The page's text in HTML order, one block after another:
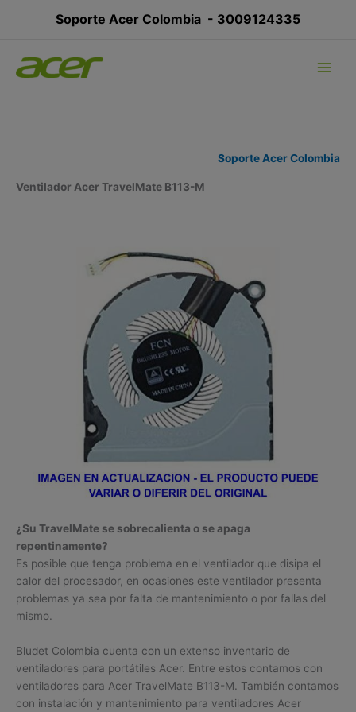
Soporte Acer Colombia - 3009124335
Soporte Acer Colombia
Ventilador Acer TravelMate B113-M
¿Su TravelMate se sobrecalienta o se apaga
repentinamente?
Es posible que tenga problema en el ventilador que disipa el
calor del procesador, en ocasiones este ventilador presenta
problemas ya sea por falta de mantenimiento o por fallas del
mismo.
Bludet Colombia cuenta con un extenso inventario de
ventiladores para portátiles Acer. Entre estos contamos con
ventiladores para Acer TravelMate B113-M. También contamos
con instalación y mantenimiento para ventiladores Acer